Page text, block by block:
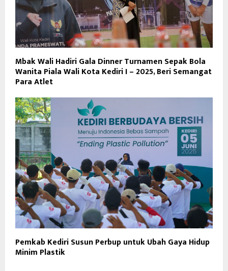
Mbak Wali Hadiri Gala Dinner Turnamen Sepak Bola
Wanita Piala Wali Kota Kediri I – 2025, Beri Semangat
Para Atlet
Pemkab Kediri Susun Perbup untuk Ubah Gaya Hidup
Minim Plastik